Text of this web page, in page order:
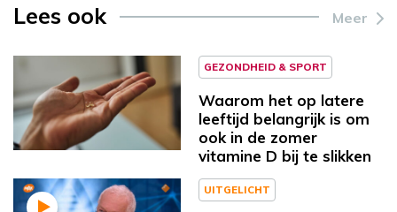
Lees ook Meer
GEZONDHEID & SPORT
Waarom het op latere
leeftijd belangrijk is om
ook in de zomer
vitamine D bij te slikken
UITGELICHT